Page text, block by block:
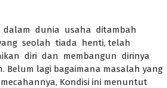
dunia usaha ditambah
seolah tiada henti, telah
diri dan membangun dirinya
lagi bagaimana masalah yang
Kondisi ini menuntut